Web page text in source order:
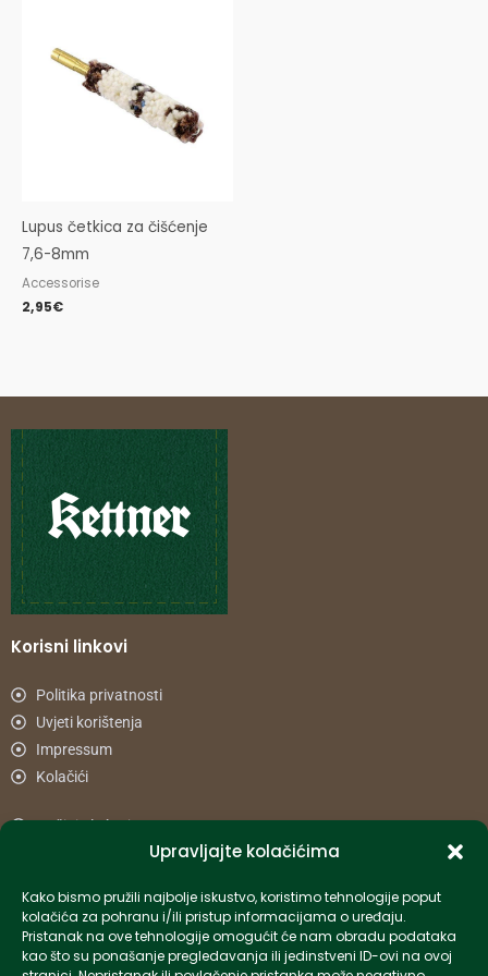
Upravljajte kolačićima
Kako bismo pružili najbolje iskustvo, koristimo tehnologije poput
kolačića za pohranu i/ili pristup informacijama o uređaju.
Pristanak na ove tehnologije omogućit će nam obradu podataka
kao što su ponašanje pregledavanja ili jedinstveni ID-ovi na ovoj
Lupus četkica za čišćenje
7,6-8mm
Accessorise
2,95€
Korisni linkovi
Politika privatnosti
Uvjeti korištenja
Impressum
Kolačići
Načini plaćanja
Informacije